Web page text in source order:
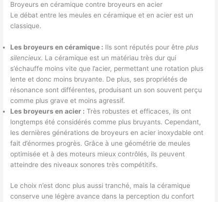
Broyeurs en céramique contre broyeurs en acier
Le débat entre les meules en céramique et en acier est un
classique.
Les broyeurs en céramique : Ils sont réputés pour êtreplus
silencieux. La céramique est un matériau très dur qui
s’échauffe moins vite que l’acier, permettant une rotation plus
lente et donc moins bruyante. De plus, ses propriétés de
résonance sont différentes, produisant un son souvent perçu
comme plus grave et moins agressif.
Les broyeurs en acier : Très robustes et efficaces, ils ont
longtemps été considérés comme plus bruyants. Cependant,
les dernières générations de broyeurs en acier inoxydable ont
fait d’énormes progrès. Grâce à une géométrie de meules
optimisée et à des moteurs mieux contrôlés, ils peuvent
atteindre des niveaux sonores très compétitifs.
Le choix n’est donc plus aussi tranché, mais la céramique
conserve une légère avance dans la perception du confort